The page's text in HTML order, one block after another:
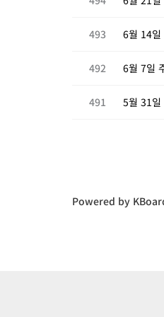
493 6월 14일
492 6월 7일
491 5월 31일
Powered by